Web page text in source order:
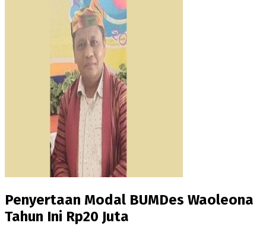
Penyertaan Modal BUMDes Waoleona
Tahun Ini Rp20 Juta